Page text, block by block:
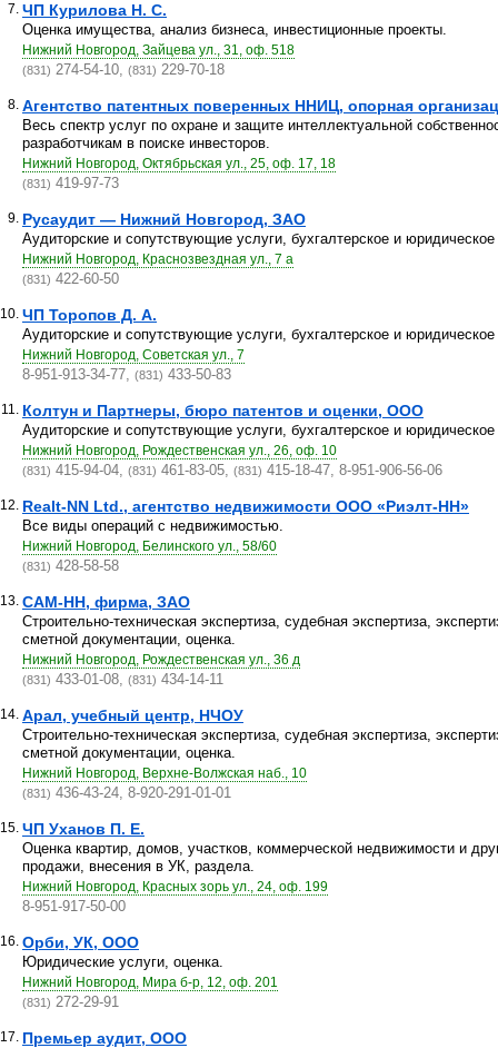
7. ЧП Курилова Н. С.
Оценка имущества, анализ бизнеса, инвестиционные проекты.
Нижний Новгород, Зайцева ул., 31, оф. 518
(831) 274-54-10, (831) 229-70-18
8. Агентство патентных поверенных ННИЦ, опорная
Весь спектр услуг по охране и защите интеллектуальной
разработчикам в поиске инвесторов.
Нижний Новгород, Октябрьская ул., 25, оф. 17, 18
(831) 419-97-73
9. Русаудит — Нижний Новгород, ЗАО
Аудиторские и сопутствующие услуги, бухгалтерское и
Нижний Новгород, Краснозвездная ул., 7 а
(831) 422-60-50
10. ЧП Торопов Д. А.
Аудиторские и сопутствующие услуги, бухгалтерское и
Нижний Новгород, Советская ул., 7
8-951-913-34-77, (831) 433-50-83
11. Колтун и Партнеры, бюро патентов и оценки, ООО
Аудиторские и сопутствующие услуги, бухгалтерское и
Нижний Новгород, Рождественская ул., 26, оф. 10
(831) 415-94-04, (831) 461-83-05, (831) 415-18-47, 8-951-906-56-06
12. Realt-NN Ltd., агентство недвижимости ООО «Риэлт-НН»
Все виды операций с недвижимостью.
Нижний Новгород, Белинского ул., 58/60
(831) 428-58-58
13. САМ-НН, фирма, ЗАО
Строительно-техническая экспертиза, судебная экспертиза,
сметной документации, оценка.
Нижний Новгород, Рождественская ул., 36 д
(831) 433-01-08, (831) 434-14-11
14. Арал, учебный центр, НЧОУ
Строительно-техническая экспертиза, судебная экспертиза,
сметной документации, оценка.
Нижний Новгород, Верхне-Волжская наб., 10
(831) 436-43-24, 8-920-291-01-01
15. ЧП Уханов П. Е.
Оценка квартир, домов, участков, коммерческой недвижимости и
продажи, внесения в УК, раздела.
Нижний Новгород, Красных зорь ул., 24, оф. 199
8-951-917-50-00
16. Орби, УК, ООО
Юридические услуги, оценка.
Нижний Новгород, Мира б-р, 12, оф. 201
(831) 272-29-91
17. Премьер аудит, ООО